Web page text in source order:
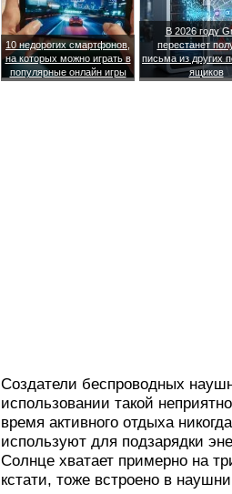
10 недорогих смартфонов,
на которых можно играть в
популярные онлайн игры
В 2026 году
перестанет
письма из других
ящиков
Создатели беспроводных
использовании такой
время активного отдыха
используют для подзарядки
Солнце хватает примерно на
кстати, тоже встроено в